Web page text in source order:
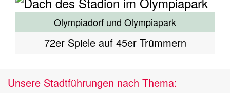
Olympiadorf und Olympiapark
72er Spiele auf 45er Trümmern
Unsere Stadtführungen nach Thema: